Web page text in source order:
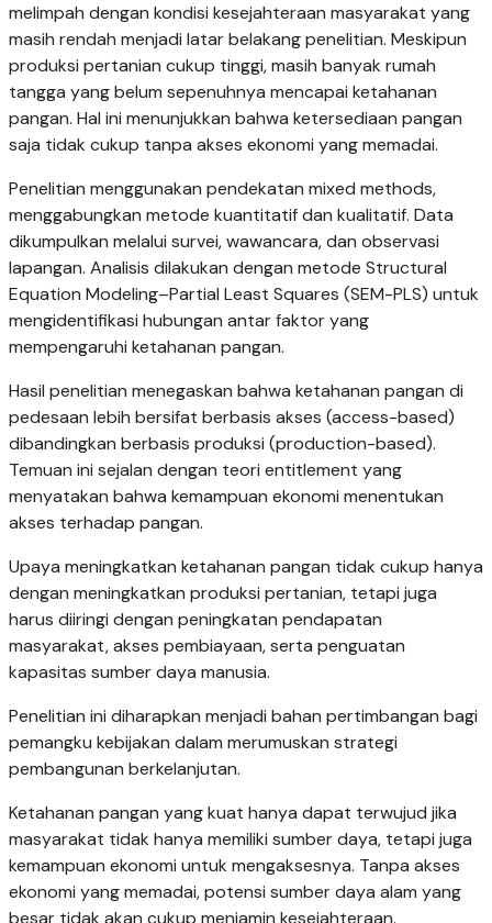
melimpah dengan kondisi kesejahteraan masyarakat yang
masih rendah menjadi latar belakang penelitian. Meskipun
produksi pertanian cukup tinggi, masih banyak rumah
tangga yang belum sepenuhnya mencapai ketahanan
pangan. Hal ini menunjukkan bahwa ketersediaan pangan
saja tidak cukup tanpa akses ekonomi yang memadai.
Penelitian menggunakan pendekatan mixed methods,
menggabungkan metode kuantitatif dan kualitatif. Data
dikumpulkan melalui survei, wawancara, dan observasi
lapangan. Analisis dilakukan dengan metode Structural
Equation Modeling–Partial Least Squares (SEM-PLS) untuk
mengidentifikasi hubungan antar faktor yang
mempengaruhi ketahanan pangan.
Hasil penelitian menegaskan bahwa ketahanan pangan di
pedesaan lebih bersifat berbasis akses (access-based)
dibandingkan berbasis produksi (production-based).
Temuan ini sejalan dengan teori entitlement yang
menyatakan bahwa kemampuan ekonomi menentukan
akses terhadap pangan.
Upaya meningkatkan ketahanan pangan tidak cukup hanya
dengan meningkatkan produksi pertanian, tetapi juga
harus diiringi dengan peningkatan pendapatan
masyarakat, akses pembiayaan, serta penguatan
kapasitas sumber daya manusia.
Penelitian ini diharapkan menjadi bahan pertimbangan bagi
pemangku kebijakan dalam merumuskan strategi
pembangunan berkelanjutan.
Ketahanan pangan yang kuat hanya dapat terwujud jika
masyarakat tidak hanya memiliki sumber daya, tetapi juga
kemampuan ekonomi untuk mengaksesnya. Tanpa akses
ekonomi yang memadai, potensi sumber daya alam yang
besar tidak akan cukup menjamin kesejahteraan.